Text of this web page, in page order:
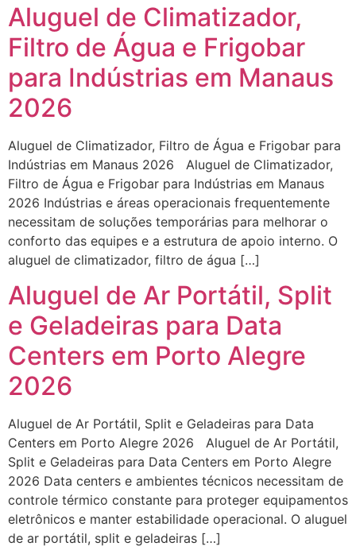
Aluguel de Climatizador,
Filtro de Água e Frigobar
para Indústrias em Manaus
2026
Aluguel de Climatizador, Filtro de Água e Frigobar para
Indústrias em Manaus 2026 Aluguel de Climatizador,
Filtro de Água e Frigobar para Indústrias em Manaus
2026 Indústrias e áreas operacionais frequentemente
necessitam de soluções temporárias para melhorar o
conforto das equipes e a estrutura de apoio interno. O
aluguel de climatizador, filtro de água […]
Aluguel de Ar Portátil, Split
e Geladeiras para Data
Centers em Porto Alegre
2026
Aluguel de Ar Portátil, Split e Geladeiras para Data
Centers em Porto Alegre 2026 Aluguel de Ar Portátil,
Split e Geladeiras para Data Centers em Porto Alegre
2026 Data centers e ambientes técnicos necessitam de
controle térmico constante para proteger equipamentos
eletrônicos e manter estabilidade operacional. O aluguel
de ar portátil, split e geladeiras […]